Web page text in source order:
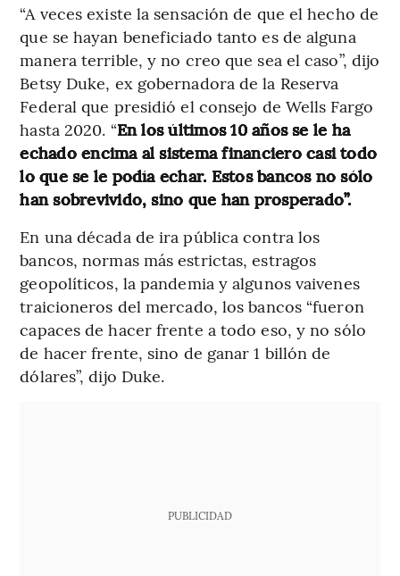
“A veces existe la sensación de que el hecho de
que se hayan beneficiado tanto es de alguna
manera terrible, y no creo que sea el caso”, dijo
Betsy Duke, ex gobernadora de la Reserva
Federal que presidió el consejo de Wells Fargo
hasta 2020. “En los últimos 10 años se le ha
echado encima al sistema financiero casi todo
lo que se le podía echar. Estos bancos no sólo
han sobrevivido, sino que han prosperado”.
En una década de ira pública contra los
bancos, normas más estrictas, estragos
geopolíticos, la pandemia y algunos vaivenes
traicioneros del mercado, los bancos “fueron
capaces de hacer frente a todo eso, y no sólo
de hacer frente, sino de ganar 1 billón de
dólares”, dijo Duke.
PUBLICIDAD